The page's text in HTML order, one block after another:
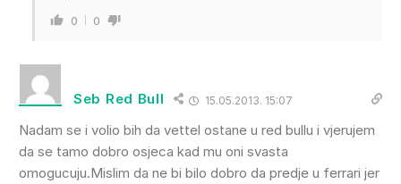
0 0
Seb Red Bull 15.05.2013. 15:07
Nadam se i volio bih da vettel ostane u red bullu i vjerujem
da se tamo dobro osjeca kad mu oni svasta
omogucuju.Mislim da ne bi bilo dobro da predje u ferrari jer